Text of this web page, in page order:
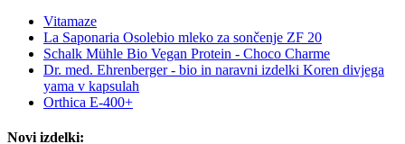
Vitamaze
La Saponaria Osolebio mleko za sončenje ZF 20
Schalk Mühle Bio Vegan Protein - Choco Charme
Dr. med. Ehrenberger - bio in naravni izdelki Koren divjega
yama v kapsulah
Orthica E-400+
Novi izdelki: